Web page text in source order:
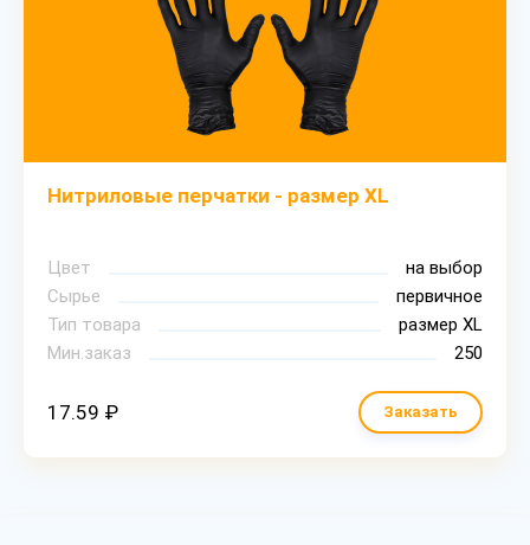
Нитриловые перчатки - размер XL
Цвет
на выбор
Сырье
первичное
Тип товара
размер XL
Мин.заказ
250
17.59 ₽ Заказать